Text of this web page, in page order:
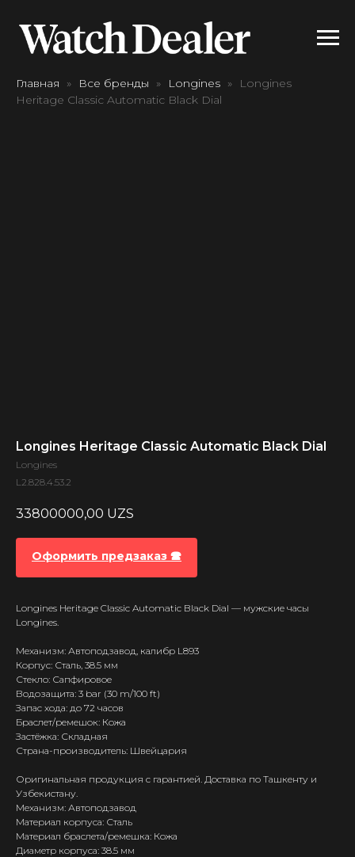
Главная Все бренды Longines
Longines
Heritage Classic Automatic Black Dial
Longines Heritage Classic Automatic Black Dial
Longines
L2.828.4.53.2
33800000,00 UZS
Оформить предзаказ 🕿
Longines Heritage Classic Automatic Black Dial — мужские часы
Longines.
Механизм: Автоподзавод, калибр L893
Корпус: Сталь, 38.5 мм
Стекло: Сапфировое
Водозащита: 3 bar (30 m/100 ft)
Запас хода: до 72 часов
Браслет/ремешок: Кожа
Застёжка: Складная
Страна-производитель: Швейцария
Оригинальная продукция с гарантией. Доставка по Ташкенту и
Узбекистану.
Механизм: Автоподзавод
Материал корпуса: Сталь
Материал браслета/ремешка: Кожа
Диаметр корпуса: 38.5 мм